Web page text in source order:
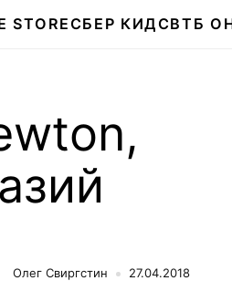
STORE СБЕР КИДСВТБ
Олег Свиргстин 27.04.2018